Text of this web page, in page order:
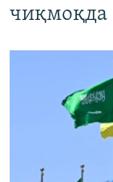
чиқмоқда